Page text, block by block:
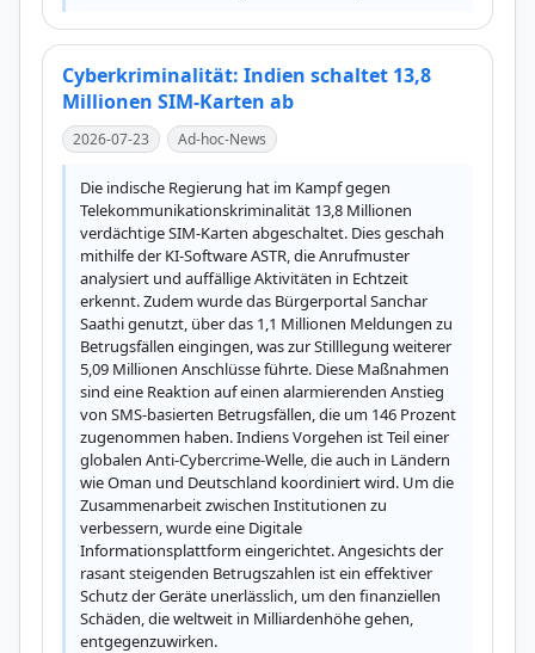
Cyberkriminalität: Indien schaltet 13,8
Millionen SIM-Karten ab
2026-07-23 Ad-hoc-News
Die indische Regierung hat im Kampf gegen
Telekommunikationskriminalität 13,8 Millionen
verdächtige SIM-Karten abgeschaltet. Dies geschah
mithilfe der KI-Software ASTR, die Anrufmuster
analysiert und auffällige Aktivitäten in Echtzeit
erkennt. Zudem wurde das Bürgerportal Sanchar
Saathi genutzt, über das 1,1 Millionen Meldungen zu
Betrugsfällen eingingen, was zur Stilllegung weiterer
5,09 Millionen Anschlüsse führte. Diese Maßnahmen
sind eine Reaktion auf einen alarmierenden Anstieg
von SMS-basierten Betrugsfällen, die um 146 Prozent
zugenommen haben. Indiens Vorgehen ist Teil einer
globalen Anti-Cybercrime-Welle, die auch in Ländern
wie Oman und Deutschland koordiniert wird. Um die
Zusammenarbeit zwischen Institutionen zu
verbessern, wurde eine Digitale
Informationsplattform eingerichtet. Angesichts der
rasant steigenden Betrugszahlen ist ein effektiver
Schutz der Geräte unerlässlich, um den finanziellen
Schäden, die weltweit in Milliardenhöhe gehen,
entgegenzuwirken.